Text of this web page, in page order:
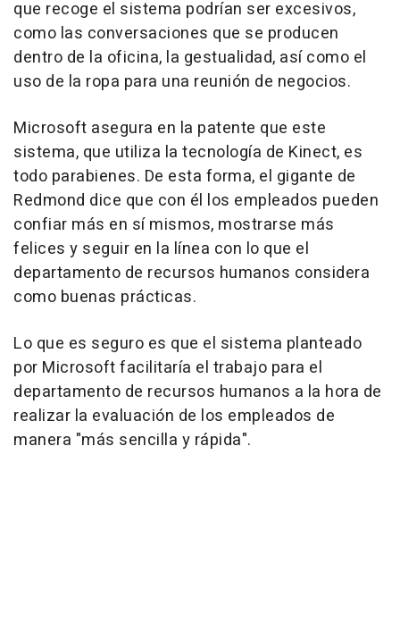
que recoge el sistema podrían ser excesivos,
como las conversaciones que se producen
dentro de la oficina, la gestualidad, así como el
uso de la ropa para una reunión de negocios.
Microsoft asegura en la patente que este
sistema, que utiliza la tecnología de Kinect, es
todo parabienes. De esta forma, el gigante de
Redmond dice que con él los empleados pueden
confiar más en sí mismos, mostrarse más
felices y seguir en la línea con lo que el
departamento de recursos humanos considera
como buenas prácticas.
Lo que es seguro es que el sistema planteado
por Microsoft facilitaría el trabajo para el
departamento de recursos humanos a la hora de
realizar la evaluación de los empleados de
manera "más sencilla y rápida".